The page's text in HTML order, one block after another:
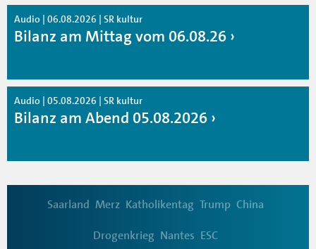
Audio | 06.08.2026 | SR kultur
Bilanz am Mittag vom 06.08.26
Audio | 05.08.2026 | SR kultur
Bilanz am Abend 05.08.2026
Saarland Merz Katholikentag Trump China
Drogenkrieg Nantes ESC